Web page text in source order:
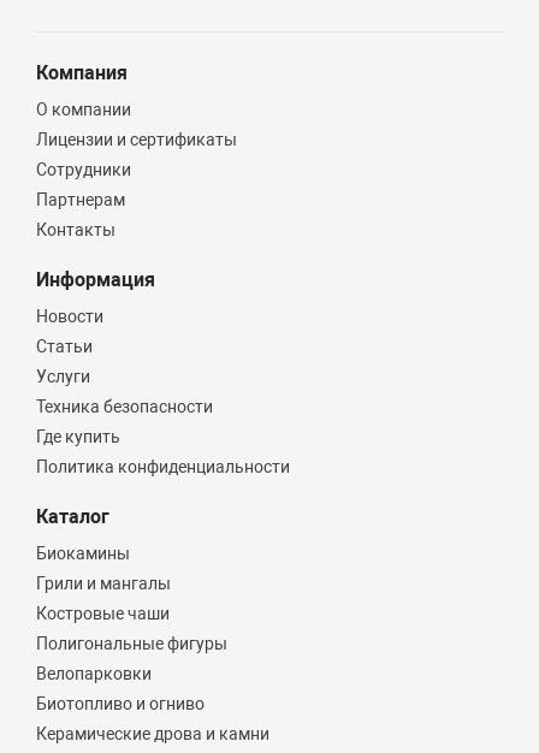
Компания
О компании
Лицензии и сертификаты
Сотрудники
Партнерам
Контакты
Информация
Новости
Статьи
Услуги
Техника безопасности
Где купить
Политика конфиденциальности
Каталог
Биокамины
Грили и мангалы
Костровые чаши
Полигональные фигуры
Велопарковки
Биотопливо и огниво
Керамические дрова и камни